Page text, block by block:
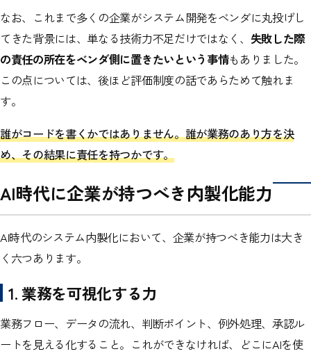
なお、これまで多くの企業がシステム開発をベンダに丸投げし
てきた背景には、単なる技術力不足だけではなく、 失敗した際
の責任の所在をベンダ側に置きたいという事情もありました。
この点については、後ほど評価制度の話であらためて触れま
す。
誰がコードを書くかではありません。誰が業務のあり方を決
め、その結果に責任を持つかです。
AI時代に企業が持つべき内製化能力
AI時代のシステム内製化において、企業が持つべき能力は大き
く六つあります。
1. 業務を可視化する力
業務フロー、データの流れ、判断ポイント、例外処理、承認ル
ートを見える化すること。これができなければ、どこにAIを使